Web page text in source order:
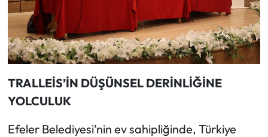
TRALLEİS’İN DÜŞÜNSEL DERİNLİĞİNE
YOLCULUK
Efeler Belediyesi’nin ev sahipliğinde, Türkiye